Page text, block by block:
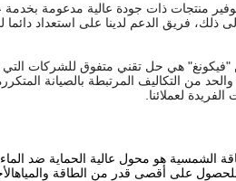
منتجات ذات جودة عالية مدعومة بخدمة
ذلك، فريق الدعم لدينا على استعداد
"فيكونغ" هي حل تقني متفوق للشركات
والحد من التكاليف المرتبطة بالصيانة
لعملائنا.
على أقصى قدر من الطاقة